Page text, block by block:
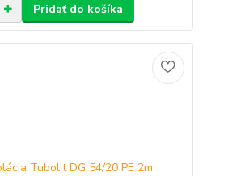
Pridať do košíka